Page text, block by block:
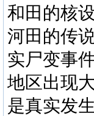
和田的核
河田的传
实尸变事
地区出现
是真实发